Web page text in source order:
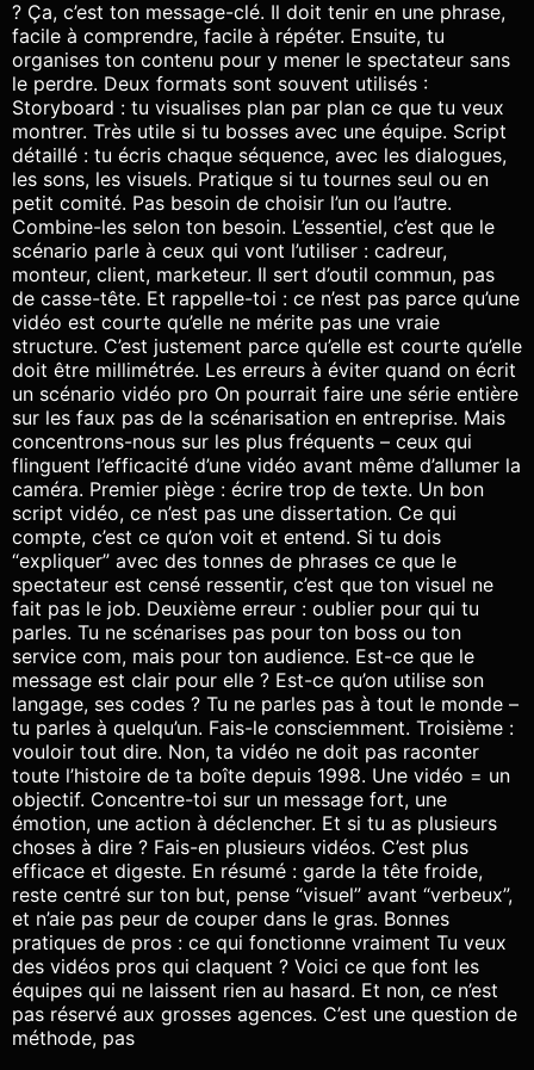
? Ça, c’est ton message-clé. Il doit tenir en une phrase,
facile à comprendre, facile à répéter. Ensuite, tu
organises ton contenu pour y mener le spectateur sans
le perdre. Deux formats sont souvent utilisés :
Storyboard : tu visualises plan par plan ce que tu veux
montrer. Très utile si tu bosses avec une équipe. Script
détaillé : tu écris chaque séquence, avec les dialogues,
les sons, les visuels. Pratique si tu tournes seul ou en
petit comité. Pas besoin de choisir l’un ou l’autre.
Combine-les selon ton besoin. L’essentiel, c’est que le
scénario parle à ceux qui vont l’utiliser : cadreur,
monteur, client, marketeur. Il sert d’outil commun, pas
de casse-tête. Et rappelle-toi : ce n’est pas parce qu’une
vidéo est courte qu’elle ne mérite pas une vraie
structure. C’est justement parce qu’elle est courte qu’elle
doit être millimétrée. Les erreurs à éviter quand on écrit
un scénario vidéo pro On pourrait faire une série entière
sur les faux pas de la scénarisation en entreprise. Mais
concentrons-nous sur les plus fréquents – ceux qui
flinguent l’efficacité d’une vidéo avant même d’allumer la
caméra. Premier piège : écrire trop de texte. Un bon
script vidéo, ce n’est pas une dissertation. Ce qui
compte, c’est ce qu’on voit et entend. Si tu dois
“expliquer” avec des tonnes de phrases ce que le
spectateur est censé ressentir, c’est que ton visuel ne
fait pas le job. Deuxième erreur : oublier pour qui tu
parles. Tu ne scénarises pas pour ton boss ou ton
service com, mais pour ton audience. Est-ce que le
message est clair pour elle ? Est-ce qu’on utilise son
langage, ses codes ? Tu ne parles pas à tout le monde –
tu parles à quelqu’un. Fais-le consciemment. Troisième :
vouloir tout dire. Non, ta vidéo ne doit pas raconter
toute l’histoire de ta boîte depuis 1998. Une vidéo = un
objectif. Concentre-toi sur un message fort, une
émotion, une action à déclencher. Et si tu as plusieurs
choses à dire ? Fais-en plusieurs vidéos. C’est plus
efficace et digeste. En résumé : garde la tête froide,
reste centré sur ton but, pense “visuel” avant “verbeux”,
et n’aie pas peur de couper dans le gras. Bonnes
pratiques de pros : ce qui fonctionne vraiment Tu veux
des vidéos pros qui claquent ? Voici ce que font les
équipes qui ne laissent rien au hasard. Et non, ce n’est
pas réservé aux grosses agences. C’est une question de
méthode, pas